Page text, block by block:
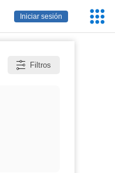
Iniciar sesión
Filtros